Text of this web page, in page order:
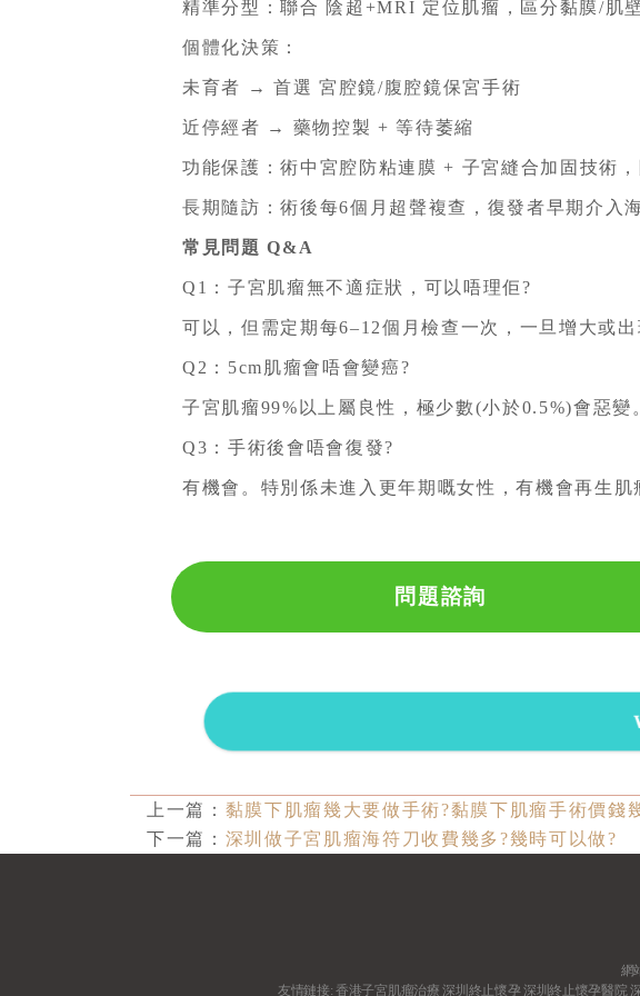
精準分型：聯合 陰超+MRI 定位肌瘤，區分黏膜/肌
個體化決策：
未育者 → 首選 宮腔鏡/腹腔鏡保宮手術
近停經者 → 藥物控製 + 等待萎縮
功能保護：術中宮腔防粘連膜 + 子宮縫合加固技術，
長期隨訪：術後每6個月超聲複查，復發者早期介入
常見問題 Q&A
Q1：子宮肌瘤無不適症狀，可以唔理佢?
可以，但需定期每6–12個月檢查一次，一旦增大或出
Q2：5cm肌瘤會唔會變癌?
子宮肌瘤99%以上屬良性，極少數(小於0.5%)會惡
Q3：手術後會唔會復發?
有機會。特別係未進入更年期嘅女性，有機會再生肌
問題諮詢
上一篇： 黏膜下肌瘤幾大要做手術?黏膜下肌瘤手術價錢
下一篇： 深圳做子宮肌瘤海符刀收費幾多?幾時可以做?
網
友情鏈接:香港子宮肌瘤治療 深圳終止懷孕深圳終止懷孕醫院